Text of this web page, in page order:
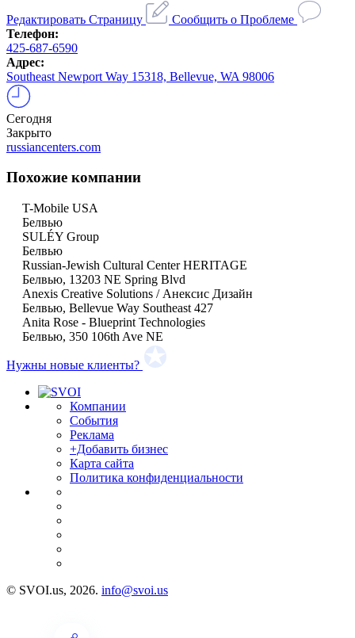
Редактировать Страницу
Сообщить о Проблеме
Телефон:
425-687-6590
Адрес:
Southeast Newport Way 15318, Bellevue, WA 98006
Сегодня
Закрыто
russiancenters.com
Похожие компании
T-Mobile USA
Белвью
SULÉY Group
Белвью
Russian-Jewish Cultural Center HERITAGE
Белвью, 13203 NE Spring Blvd
Anexis Creative Solutions / Анексис Дизайн
Белвью, Bellevue Way Southeast 427
Anita Rose - Blueprint Technologies
Белвью, 350 106th Ave NE
Нужны новые клиенты?
Компании
События
Реклама
+Добавить бизнес
Карта сайта
Политика конфиденциальности
© SVOI.us, 2026. info@svoi.us